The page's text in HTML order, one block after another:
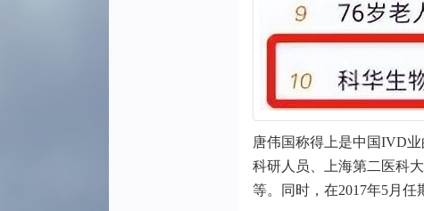
唐伟国称得上是中国IVD
科研人员、上海第二医科
等。同时，在2017年5月任